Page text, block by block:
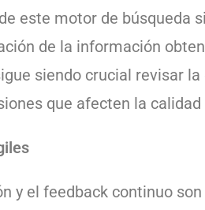
este motor de búsqueda
de la información
siendo crucial revisar
que afecten la
y el feedback continuo